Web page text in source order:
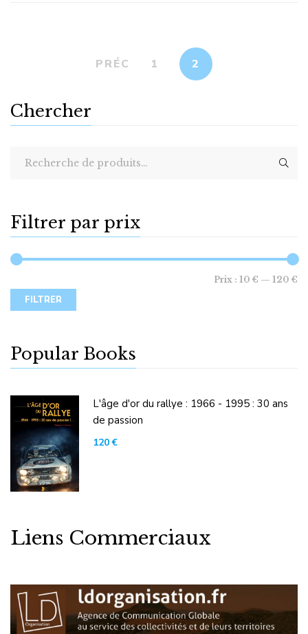
PRÉC 1 2
Chercher
Filtrer par prix
FILTRER
Prix : 10 € — 120 €
Popular Books
L'âge d'or du rallye : 1966 - 1995 : 30 ans
de passion
120€
Liens Commerciaux